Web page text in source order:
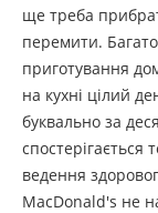
ще треба
перемити.
приготування
на кухні цілий
буквально за
спостерігається
ведення
MacDonald's не